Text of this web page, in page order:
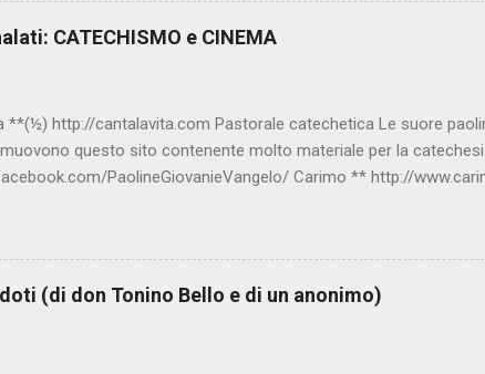
CATECHISMO e CINEMA
**(½) http://cantalavita.com Pastorale catechetica Le suore
questo sito contenente molto materiale per la
PaolineGiovanieVangelo/ Carimo ** http://
e altri temi interessanti. Catechismo della Chiesa Cattolica
_INDEX.HTM ; Indice e testo su:
documents/archive_2005_compendium-
www.catechista.it Sito liturgico e di catechesi Sito curato dal
(di don Tonino Bello e di un anonimo)